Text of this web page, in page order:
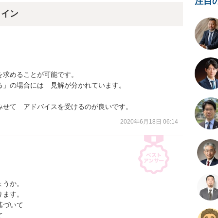
ン
めることが可能です。
の場合には　見解が分かれています。
て　アドバイスを受けるのが良いです。
2020年6月18日 06:14
か。
す。
づいて